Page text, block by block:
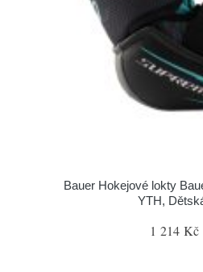
Bauer Hokejové lokty
YTH,
1 214 Kč